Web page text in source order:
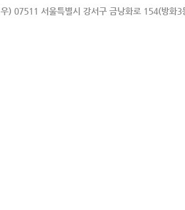
우) 07511 서울특별시 강서구 금낭화로 154(방화3